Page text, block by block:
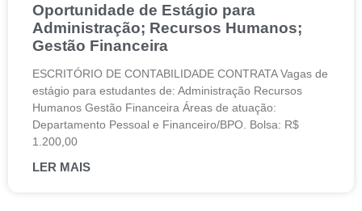
Oportunidade de Estágio para
Administração; Recursos Humanos;
Gestão Financeira
ESCRITÓRIO DE CONTABILIDADE CONTRATA Vagas de
estágio para estudantes de: Administração Recursos
Humanos Gestão Financeira Áreas de atuação:
Departamento Pessoal e Financeiro/BPO. Bolsa: R$
1.200,00
LER MAIS